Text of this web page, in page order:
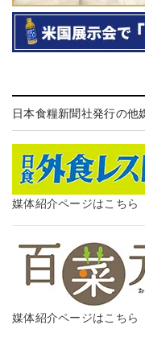
日本食糧新聞社発行の他
媒体紹介ページはこちら
媒体紹介ページはこちら